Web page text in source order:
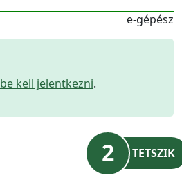
e-gépész
be kell jelentkezni.
2 TETSZIK